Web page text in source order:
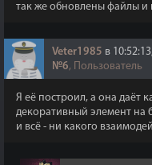
так же обновлены файлы и
Veter1985 в
№6, Пользователь
Я её построил, а она даёт
декоративный элемент на
и всё - ни какого